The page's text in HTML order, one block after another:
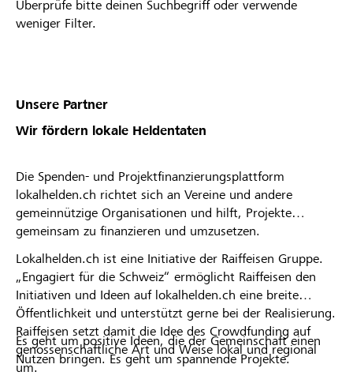
Überprüfe bitte deinen Suchbegriff oder verwende
weniger Filter.
Unsere Partner
Wir fördern lokale Heldentaten
Die Spenden- und Projektfinanzierungsplattform
lokalhelden.ch richtet sich an Vereine und andere
gemeinnützige Organisationen und hilft, Projekte
gemeinsam zu finanzieren und umzusetzen.
Lokalhelden.ch ist eine Initiative der Raiffeisen Gruppe.
„Engagiert für die Schweiz“ ermöglicht Raiffeisen den
Initiativen und Ideen auf lokalhelden.ch eine breite
Öffentlichkeit und unterstützt gerne bei der Realisierung.
Raiffeisen setzt damit die Idee des Crowdfunding auf
genossenschaftliche Art und Weise lokal und regional
um.
Es geht um positive Ideen, die der Gemeinschaft einen
Nutzen bringen. Es geht um spannende Projekte.